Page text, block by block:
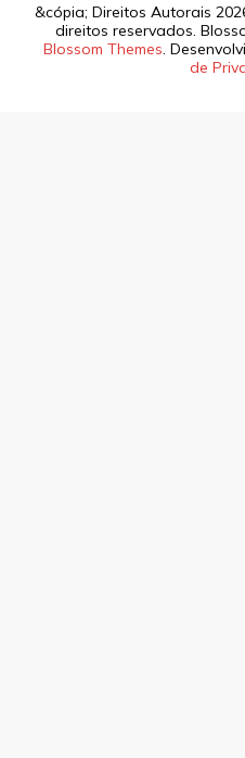
&cópia; Direitos Autorais
direitos reservados.
Blossom Themes.
de